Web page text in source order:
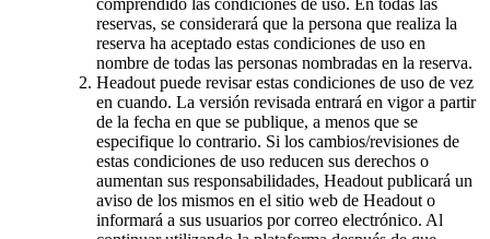
reservas, se considerará que la persona que realiza la
reserva ha aceptado estas condiciones de uso en
nombre de todas las personas nombradas en la reserva.
Headout puede revisar estas condiciones de uso de vez
en cuando. La versión revisada entrará en vigor a partir
de la fecha en que se publique, a menos que se
especifique lo contrario. Si los cambios/revisiones de
estas condiciones de uso reducen sus derechos o
aumentan sus responsabilidades, Headout publicará un
aviso de los mismos en el sitio web de Headout o
informará a sus usuarios por correo electrónico. Al